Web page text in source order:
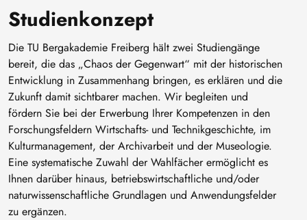
Studienkonzept
Die TU Bergakademie Freiberg hält zwei Studiengänge
bereit, die das „Chaos der Gegenwart“ mit der historischen
Entwicklung in Zusammenhang bringen, es erklären und die
Zukunft damit sichtbarer machen. Wir begleiten und
fördern Sie bei der Erwerbung Ihrer Kompetenzen in den
Forschungsfeldern Wirtschafts- und Technikgeschichte, im
Kulturmanagement, der Archivarbeit und der Museologie.
Eine systematische Zuwahl der Wahlfächer ermöglicht es
Ihnen darüber hinaus, betriebswirtschaftliche und/oder
naturwissenschaftliche Grundlagen und Anwendungsfelder
zu ergänzen.